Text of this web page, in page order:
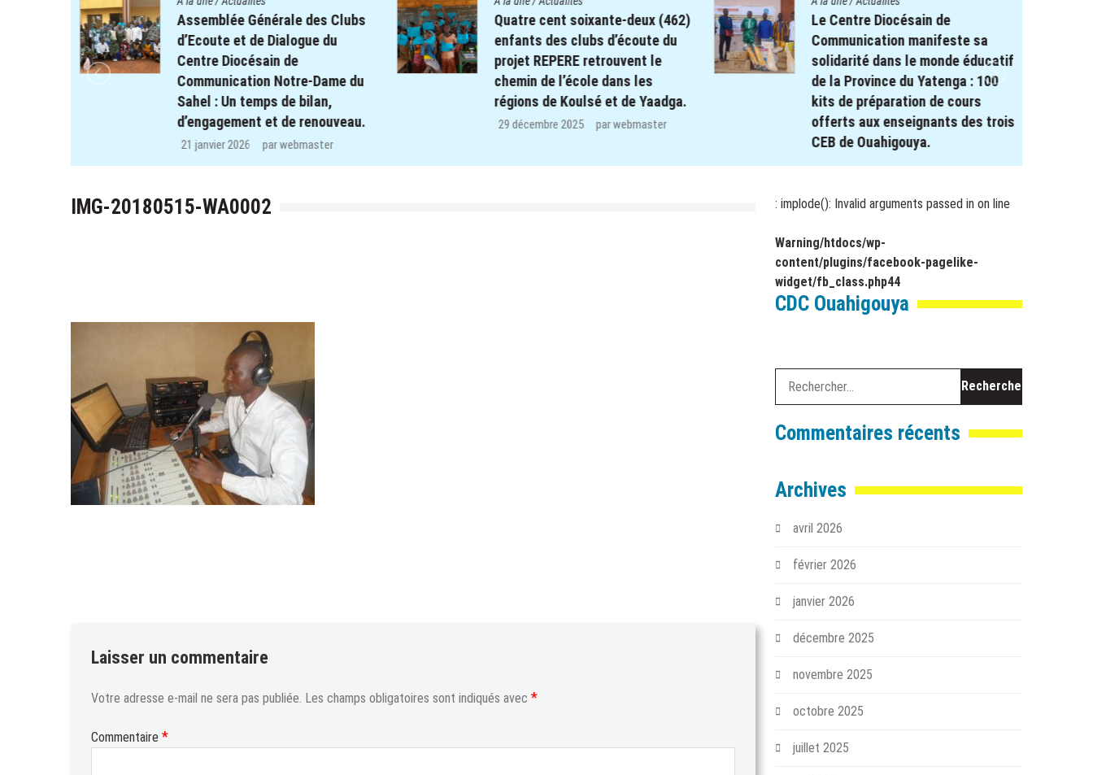
Assemblée Générale des Clubs
d’Ecoute et de Dialogue du
Centre Diocésain de
Communication Notre-Dame du
Sahel : Un temps de bilan,
d’engagement et de renouveau.
21 janvier 2026 parwebmaster
Quatre cent soixante-deux (462)
enfants des clubs d’écoute du
projet REPERE retrouvent le
chemin de l’école dans les
régions de Koulsé et de Yaadga.
29 décembre 2025 parwebmaster
Le Centre Diocésain de
Communication manifeste sa
solidarité dans le monde éducatif
de la Province du Yatenga : 100
kits de préparation de cours
offerts aux enseignants des trois
CEB de Ouahigouya.
26 décembre 2025 parwebmaster
IMG-20180515-WA0002
Laisser un commentaire
Votre adresse e-mail ne sera pas publiée. Les champs obligatoires sont indiqués avec *
Commentaire *
: implode(): Invalid arguments passed in on line
Warning/htdocs/wp-
content/plugins/facebook-pagelike-
widget/fb_class.php44
CDC Ouahigouya
Commentaires récents
Archives
avril 2026
février 2026
janvier 2026
décembre 2025
novembre 2025
octobre 2025
juillet 2025